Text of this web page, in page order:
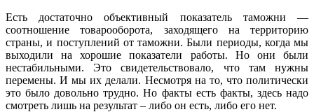
Есть достаточно объективный показатель таможни —
соотношение товарооборота, заходящего на территорию
страны, и поступлений от таможни. Были периоды, когда мы
выходили на хорошие показатели работы. Но они были
нестабильными. Это свидетельствовало, что там нужны
перемены. И мы их делали. Несмотря на то, что политически
это было довольно трудно. Но факты есть факты, здесь надо
смотреть лишь на результат – либо он есть, либо его нет.